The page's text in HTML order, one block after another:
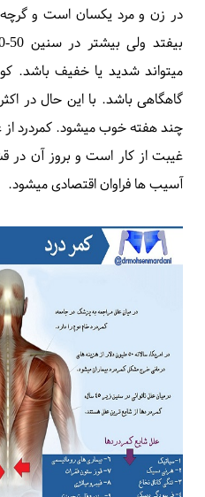
در زن و مرد یکسان است و
میتواند شدید یا خفیف باشد.
گاهگاهی باشد. با این حال در
چند هفته خوب میشود. کمردرد
غیبت از کار است و بروز آن در
آسیب ها فراوان اقتصادی میشود.